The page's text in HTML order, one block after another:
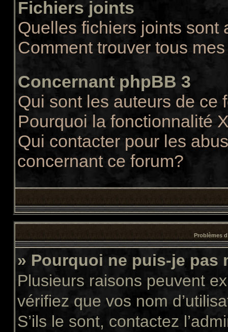
Fichiers joints
Quelles fichiers joints sont
Comment trouver tous
Concernant phpBB 3
Qui sont les auteurs de ce
Pourquoi la fonctionnalité
Qui contacter pour les
concernant ce forum?
Problèmes
» Pourquoi ne puis-je pas
Plusieurs raisons peuvent
vérifiez que vos nom
S’ils le sont, contactez